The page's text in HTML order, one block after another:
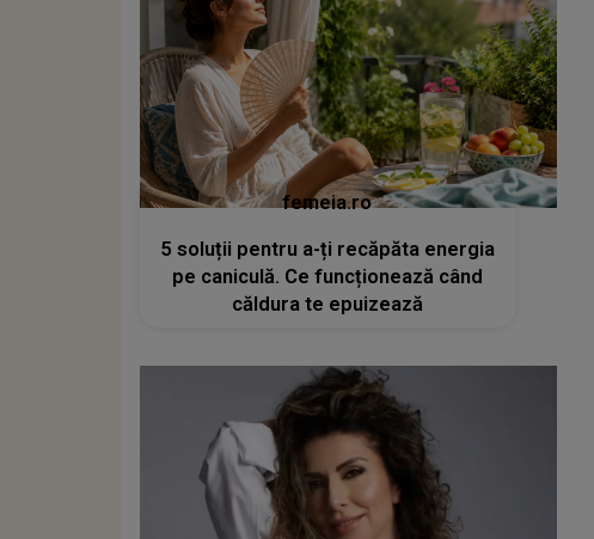
femeia.ro
5 soluții pentru a-ți recăpăta energia
pe caniculă. Ce funcționează când
căldura te epuizează